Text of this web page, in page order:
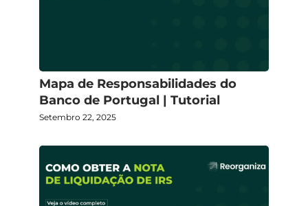
Mapa de Responsabilidades do
Banco de Portugal | Tutorial
Setembro 22, 2025